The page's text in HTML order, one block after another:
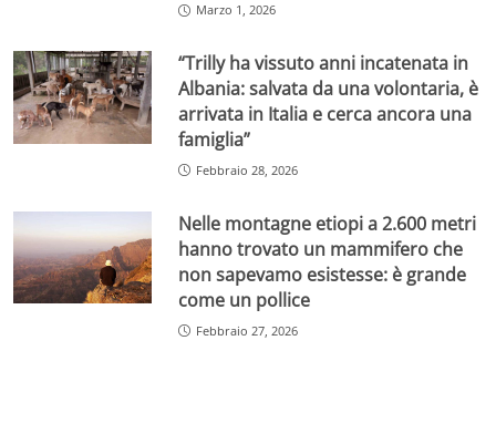
Marzo 1, 2026
“Trilly ha vissuto anni incatenata in
Albania: salvata da una volontaria, è
arrivata in Italia e cerca ancora una
famiglia”
Febbraio 28, 2026
Nelle montagne etiopi a 2.600 metri
hanno trovato un mammifero che
non sapevamo esistesse: è grande
come un pollice
Febbraio 27, 2026